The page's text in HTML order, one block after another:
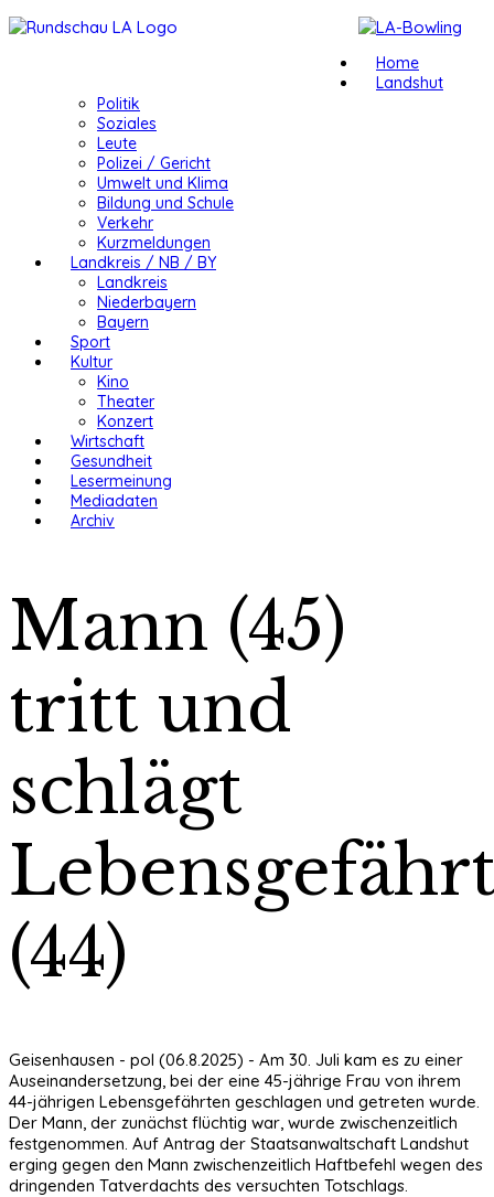
Home
Landshut
Politik
Soziales
Leute
Polizei / Gericht
Umwelt und Klima
Bildung und Schule
Verkehr
Kurzmeldungen
Landkreis / NB / BY
Landkreis
Niederbayern
Bayern
Sport
Kultur
Kino
Theater
Konzert
Wirtschaft
Gesundheit
Lesermeinung
Mediadaten
Archiv
Mann (45)
tritt und
schlägt
(44)
Geisenhausen - pol (06.8.2025) - Am 30. Juli kam es zu einer
Auseinandersetzung, bei der eine 45-jährige Frau von ihrem
44-jährigen Lebensgefährten geschlagen und getreten wurde.
Der Mann, der zunächst flüchtig war, wurde zwischenzeitlich
festgenommen. Auf Antrag der Staatsanwaltschaft Landshut
erging gegen den Mann zwischenzeitlich Haftbefehl wegen des
dringenden Tatverdachts des versuchten Totschlags.